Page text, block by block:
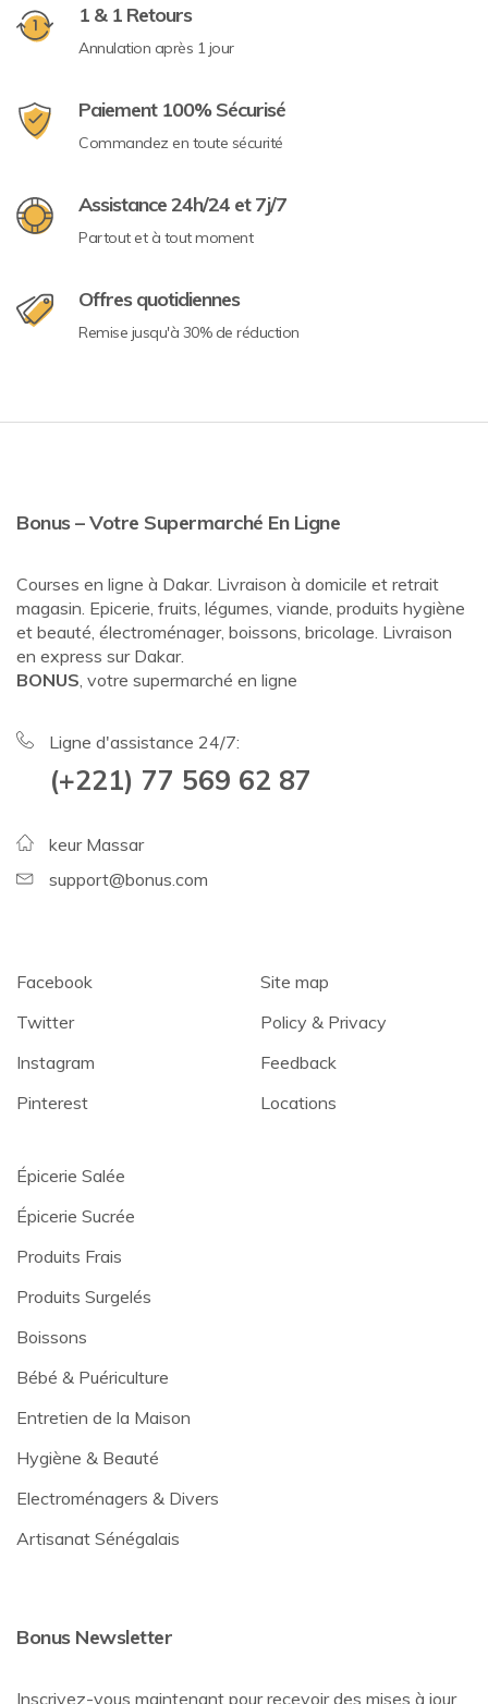
1 & 1 Retours
Annulation après 1 jour
Paiement 100% Sécurisé
Commandez en toute sécurité
Assistance 24h/24 et 7j/7
Partout et à tout moment
Offres quotidiennes
Remise jusqu'à 30% de réduction
Bonus – Votre Supermarché En Ligne
Courses en ligne à Dakar. Livraison à domicile et retrait
magasin. Epicerie, fruits, légumes, viande, produits hygiène
et beauté, électroménager, boissons, bricolage. Livraison
en express sur Dakar.
BONUS , votre supermarché en ligne
Ligne d'assistance 24/7:
(+221) 77 569 62 87
keur Massar
support@bonus.com
Facebook
Twitter
Instagram
Pinterest
Site map
Policy & Privacy
Feedback
Locations
Épicerie Salée
Épicerie Sucrée
Produits Frais
Produits Surgelés
Boissons
Bébé & Puériculture
Entretien de la Maison
Hygiène & Beauté
Electroménagers & Divers
Artisanat Sénégalais
Bonus Newsletter
Inscrivez-vous maintenant pour recevoir des mises à jour